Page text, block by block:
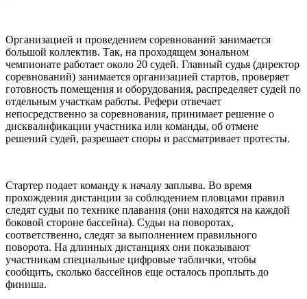
Организацией и проведением соревнований занимается
большой коллектив. Так, на проходящем зональном
чемпионате работает около 20 судей. Главный судья (директор
соревнований) занимается организацией стартов, проверяет
готовность помещения и оборудования, распределяет судей по
отдельным участкам работы. Рефери отвечает
непосредственно за соревнования, принимает решение о
дисквалификации участника или команды, об отмене
решений судей, разрешает споры и рассматривает протесты.
Стартер подает команду к началу заплыва. Во время
прохождения дистанции за соблюдением пловцами правил
следят судьи по технике плавания (они находятся на каждой
боковой стороне бассейна). Судьи на поворотах,
соответственно, следят за выполнением правильного
поворота. На длинных дистанциях они показывают
участникам специальные цифровые таблички, чтобы
сообщить, сколько бассейнов еще осталось проплыть до
финиша.